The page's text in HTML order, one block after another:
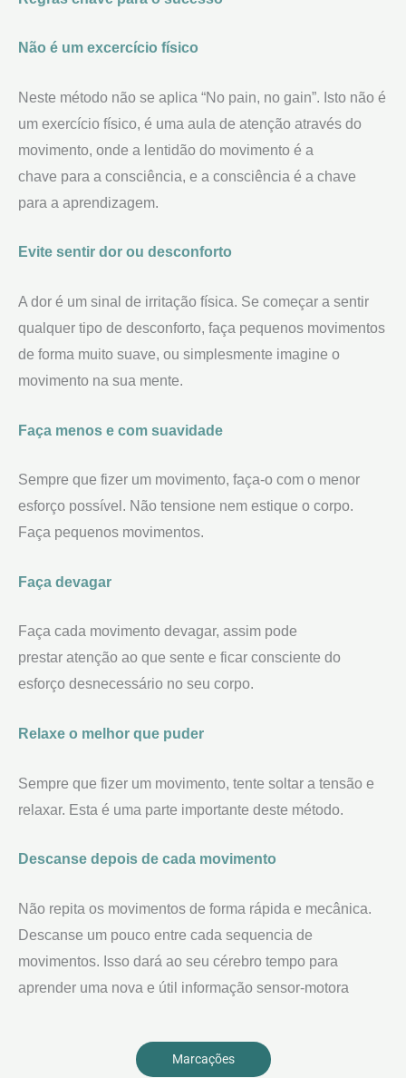
Não é um excercício físico
Neste método não se aplica “No pain, no gain”. Isto não é
um exercício físico, é uma aula de atenção através do
movimento, onde a lentidão do movimento é a
chave para a consciência, e a consciência é a chave
para a aprendizagem.
Evite sentir dor ou desconforto
A dor é um sinal de irritação física. Se começar a sentir
qualquer tipo de desconforto, faça pequenos movimentos
de forma muito suave, ou simplesmente imagine o
movimento na sua mente.
Faça menos e com suavidade
Sempre que fizer um movimento, faça-o com o menor
esforço possível. Não tensione nem estique o corpo.
Faça pequenos movimentos.
Faça devagar
Faça cada movimento devagar, assim pode
prestar atenção ao que sente e ficar consciente do
esforço desnecessário no seu corpo.
Relaxe o melhor que puder
Sempre que fizer um movimento, tente soltar a tensão e
relaxar. Esta é uma parte importante deste método.
Descanse depois de cada movimento
Não repita os movimentos de forma rápida e mecânica.
Descanse um pouco entre cada sequencia de
movimentos. Isso dará ao seu cérebro tempo para
aprender uma nova e útil informação sensor-motora
Marcações